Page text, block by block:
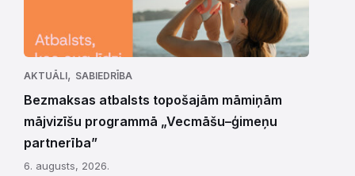
AKTUĀLI, SABIEDRĪBA
Bezmaksas atbalsts topošajām māmiņām
mājvizīšu programmā „Vecmāšu–ģimeņu
partnerība”
6. augusts, 2026.